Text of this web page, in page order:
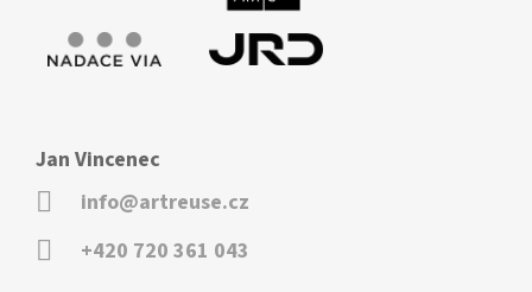
Jan Vincenec
info@artreuse.cz
+420 720 361 043